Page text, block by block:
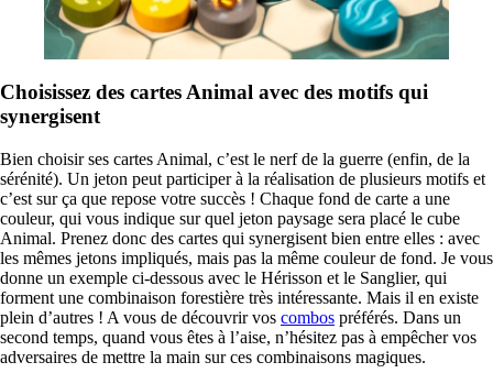
Choisissez des cartes Animal avec des motifs qui
synergisent
Bien choisir ses cartes Animal, c’est le nerf de la guerre (enfin, de la
sérénité). Un jeton peut participer à la réalisation de plusieurs motifs et
c’est sur ça que repose votre succès ! Chaque fond de carte a une
couleur, qui vous indique sur quel jeton paysage sera placé le cube
Animal. Prenez donc des cartes qui synergisent bien entre elles : avec
les mêmes jetons impliqués, mais pas la même couleur de fond. Je vous
donne un exemple ci-dessous avec le Hérisson et le Sanglier, qui
forment une combinaison forestière très intéressante. Mais il en existe
plein d’autres ! A vous de découvrir vos combos préférés. Dans un
second temps, quand vous êtes à l’aise, n’hésitez pas à empêcher vos
adversaires de mettre la main sur ces combinaisons magiques.